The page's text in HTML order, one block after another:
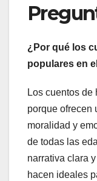
¿Por qué los
populares en
Los cuentos
porque ofrecen
moralidad y
de todas las
narrativa clara
hacen ideales